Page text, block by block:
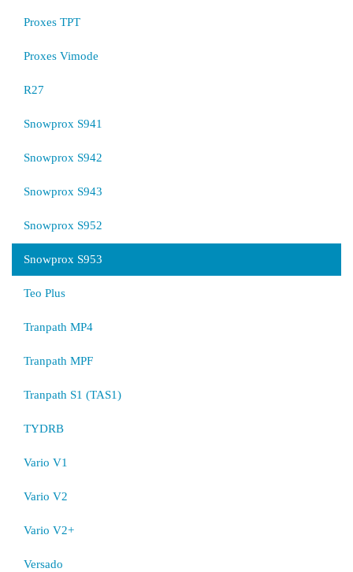
Proxes TPT
Proxes Vimode
R27
Snowprox S941
Snowprox S942
Snowprox S943
Snowprox S952
Snowprox S953
Teo Plus
Tranpath MP4
Tranpath MPF
Tranpath S1 (TAS1)
TYDRB
Vario V1
Vario V2
Vario V2+
Versado